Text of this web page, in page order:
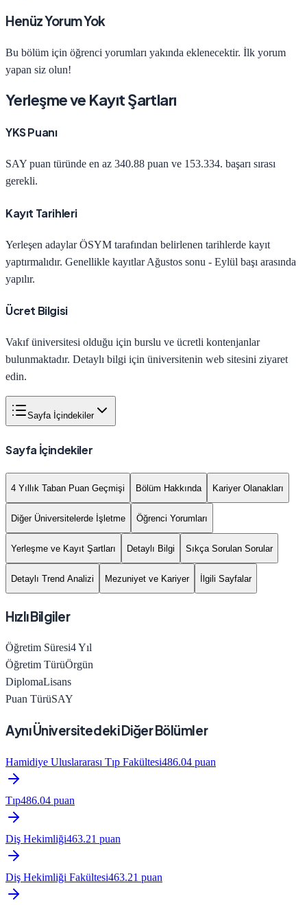
Henüz Yorum Yok
Bu bölüm için öğrenci yorumları yakında eklenecektir. İlk yorum
yapan siz olun!
Yerleşme ve Kayıt Şartları
YKS Puanı
SAY puan türünde en az 340.88 puan ve 153.334. başarı sırası
gerekli.
Kayıt Tarihleri
Yerleşen adaylar ÖSYM tarafından belirlenen tarihlerde kayıt
yaptırmalıdır. Genellikle kayıtlar Ağustos sonu - Eylül başı arasında
yapılır.
Ücret Bilgisi
Vakıf üniversitesi olduğu için burslu ve ücretli kontenjanlar
bulunmaktadır. Detaylı bilgi için üniversitenin web sitesini ziyaret
edin.
Sayfa İçindekiler
Sayfa İçindekiler
4 Yıllık Taban Puan Geçmişi Bölüm Hakkında Kariyer Olanakları
Diğer Üniversitelerde İşletme Öğrenci Yorumları
Yerleşme ve Kayıt Şartları Detaylı Bilgi Sıkça Sorulan Sorular
Detaylı Trend Analizi Mezuniyet ve Kariyer İlgili Sayfalar
Hızlı Bilgiler
Öğretim Süresi4Yıl
Öğretim TürüÖrgün
DiplomaLisans
Puan TürüSAY
Aynı Üniversitedeki Diğer Bölümler
Hamidiye Uluslararası Tıp Fakültesi486.04 puan
Tıp486.04 puan
Diş Hekimliği463.21 puan
Diş Hekimliği Fakültesi463.21 puan